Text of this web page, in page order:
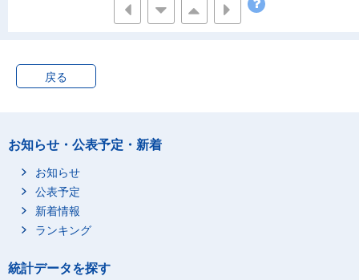
その他の世帯
戻る
お知らせ・公表予定・新着
お知らせ
公表予定
新着情報
ランキング
統計データを探す